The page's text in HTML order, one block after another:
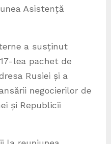
Asistență
a susținut
lea pachet de
Rusiei și a
negocierilor de
și Republicii